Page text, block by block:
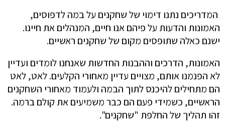
המדריכים נתנו דימוי של שחקנים על במה לדפוסים,
האמונות והדעות על פיהם אנו חיים, המנהלים את חיינו.
ישנם כאלה שתופסים מקום של שחקנים ראשיים.
האמונות, הדרכים וההבנות החדשות שאנחנו לומדים ועדיין
לא הפנמנו אותם, מצויים עדיין מאחורי הקלעים. לאט, לאט
הם מתחילים להיכנס לתוך הבמה ולעמוד מאחורי השחקנים
הראשיים, כשמידי פעם הם כבר משמיעים את קולם ברמה.
זהו תהליך של החלפת "שחקנים".